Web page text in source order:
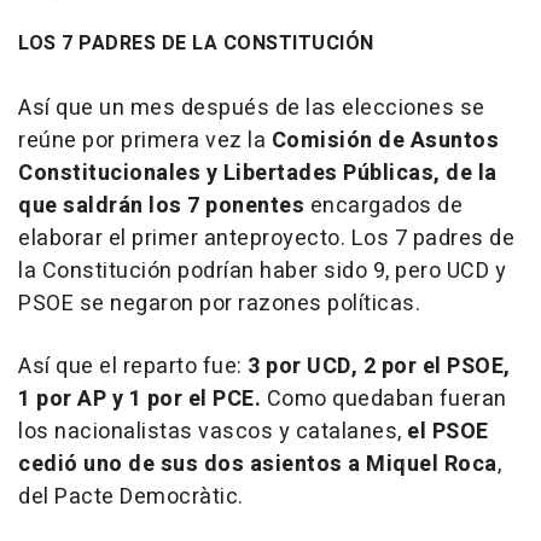
LOS 7 PADRES DE LA CONSTITUCIÓN
Así que un mes después de las elecciones se
reúne por primera vez la Comisión de Asuntos
Constitucionales y Libertades Públicas, de la
que saldrán los 7 ponentes encargados de
elaborar el primer anteproyecto. Los 7 padres de
la Constitución podrían haber sido 9, pero UCD y
PSOE se negaron por razones políticas.
Así que el reparto fue: 3 por UCD, 2 por el PSOE,
1 por AP y 1 por el PCE. Como quedaban fueran
los nacionalistas vascos y catalanes, el PSOE
cedió uno de sus dos asientos a Miquel Roca,
del Pacte Democràtic.